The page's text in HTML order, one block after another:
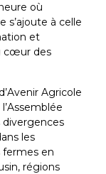
où
s’ajoute à celle
et
cœur des
Agricole
divergences
les
en
régions